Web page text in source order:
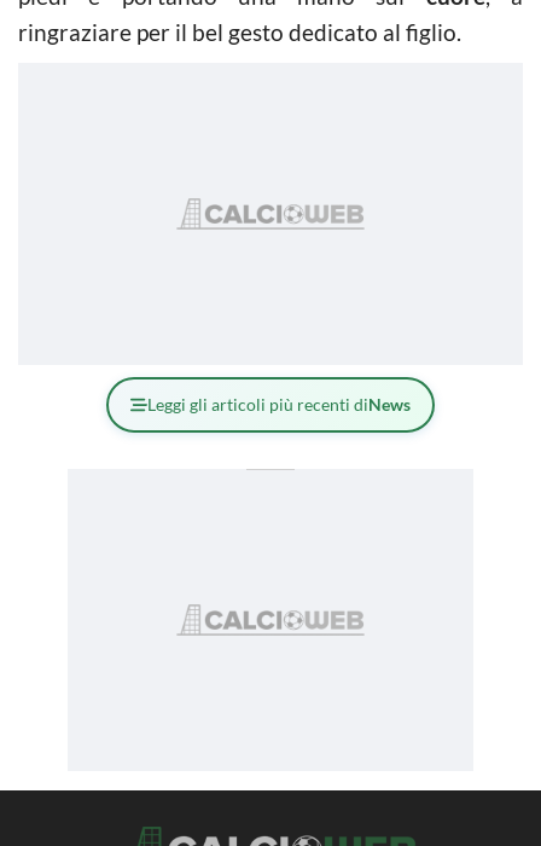
ringraziare per il bel gesto dedicato al figlio.
Leggi gli articoli più recenti diNews